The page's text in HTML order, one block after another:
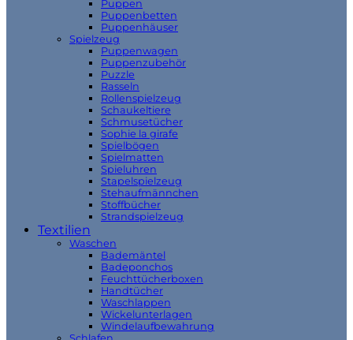
Puppen
Puppenbetten
Puppenhäuser
Spielzeug
Puppenwagen
Puppenzubehör
Puzzle
Rasseln
Rollenspielzeug
Schaukeltiere
Schmusetücher
Sophie la girafe
Spielbögen
Spielmatten
Spieluhren
Stapelspielzeug
Stehaufmännchen
Stoffbücher
Strandspielzeug
Textilien
Waschen
Bademäntel
Badeponchos
Feuchttücherboxen
Handtücher
Waschlappen
Wickelunterlagen
Windelaufbewahrung